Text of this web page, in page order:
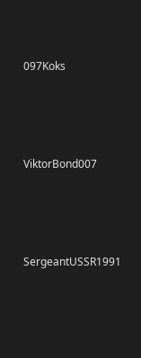
097Koks
ViktorBond007
SergeantUSSR1991